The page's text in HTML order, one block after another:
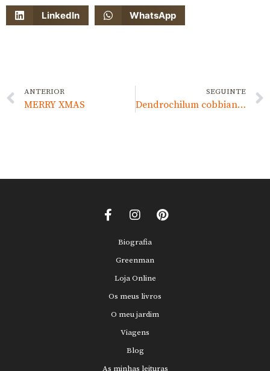
LinkedIn WhatsApp
ANTERIOR
MERRY XMAS
SEGUINTE
Dendrochilum cobbianum
Biografia
Greenman
Loja Online
Os meus livros
O meu jardim
Viagens
Blog
As minhas leituras